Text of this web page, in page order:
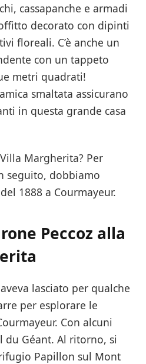
cassapanche e armadi
decorato con dipinti
floreali. C’è anche un
con un tappeto
metri quadrati!
smaltata assicurano
in questa grande casa
Margherita? Per
seguito, dobbiamo
1888 a Courmayeur.
Peccoz alla
lasciato per qualche
per esplorare le
Con alcuni
du Géant. Al ritorno, si
Papillon sul Mont